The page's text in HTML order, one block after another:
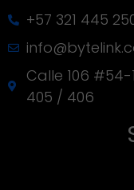
+57 321 445
Calle 106
405 / 406